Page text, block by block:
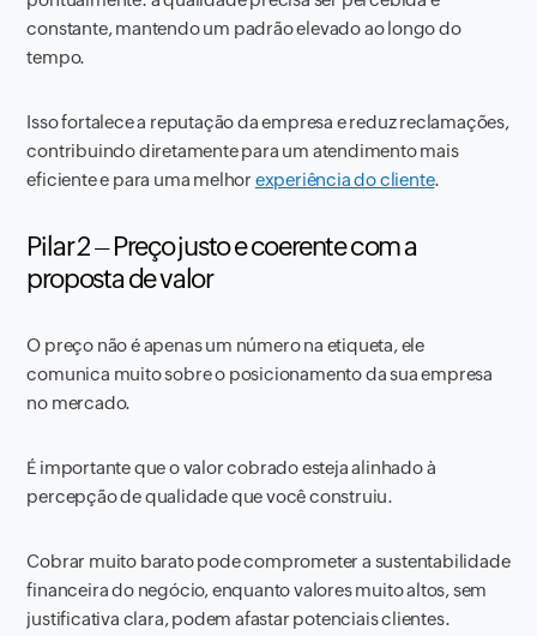
constante, mantendo um padrão elevado ao longo do
tempo.
Isso fortalece a reputação da empresa e reduz reclamações,
contribuindo diretamente para um atendimento mais
eficiente e para uma melhor experiência do cliente.
Pilar 2 – Preço justo e coerente com a
proposta de valor
O preço não é apenas um número na etiqueta, ele
comunica muito sobre o posicionamento da sua empresa
no mercado.
É importante que o valor cobrado esteja alinhado à
percepção de qualidade que você construiu.
Cobrar muito barato pode comprometer a sustentabilidade
financeira do negócio, enquanto valores muito altos, sem
justificativa clara, podem afastar potenciais clientes.